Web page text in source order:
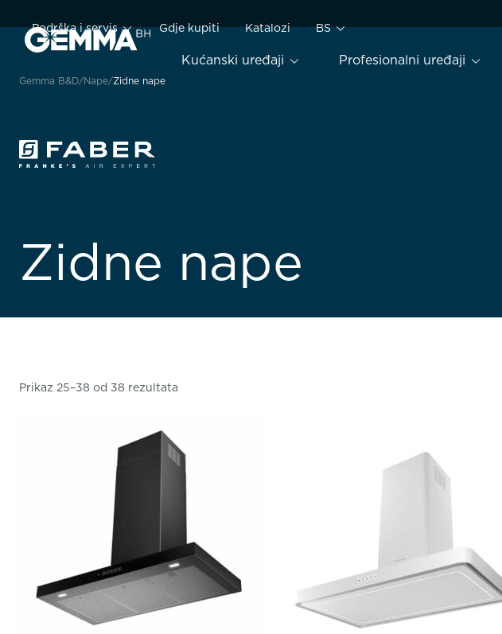
Kućanski uređaji Profesionalni uređaji
Podrška i servis Gdje kupiti Katalozi BS
Gemma B&D Nape Zidne nape
Zidne nape
Prikaz 25–38 od 38 rezultata